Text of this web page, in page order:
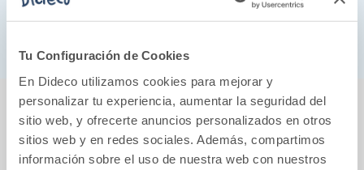
Tu Configuración de Cookies
En Dideco utilizamos cookies para mejorar y
personalizar tu experiencia, aumentar la seguridad del
sitio web, y ofrecerte anuncios personalizados en otros
sitios web y en redes sociales. Además, compartimos
información sobre el uso de nuestra web con nuestros
Y si hay algo que él no puede evitar es lo que siente
También podría gustarte...